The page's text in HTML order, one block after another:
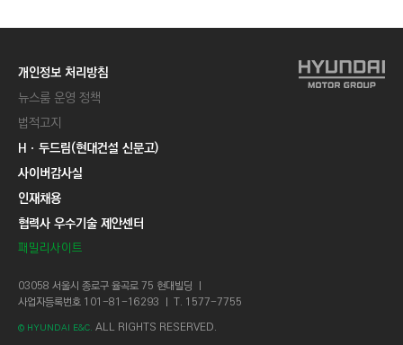
개인정보 처리방침
뉴스룸 운영 정책
법적고지
Hㆍ두드림(현대건설 신문고)
사이버감사실
인재채용
협력사 우수기술 제안센터
패밀리사이트
03058 서울시 종로구 율곡로 75 현대빌딩 ㅣ
사업자등록번호 101-81-16293 ㅣ T. 1577-7755
© HYUNDAI E&C. ALL RIGHTS RESERVED.